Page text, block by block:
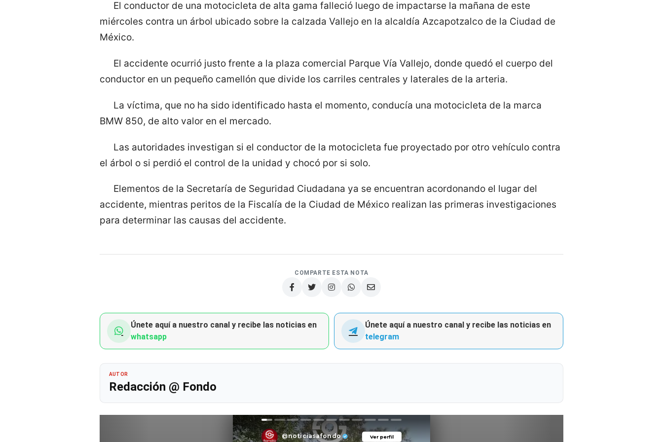
El conductor de una motocicleta de alta gama falleció luego de impactarse la mañana de este
miércoles contra un árbol ubicado sobre la calzada Vallejo en la alcaldía Azcapotzalco de la Ciudad de
México.
El accidente ocurrió justo frente a la plaza comercial Parque Vía Vallejo, donde quedó el cuerpo del
conductor en un pequeño camellón que divide los carriles centrales y laterales de la arteria.
La víctima, que no ha sido identificado hasta el momento, conducía una motocicleta de la marca
BMW 850, de alto valor en el mercado.
Las autoridades investigan si el conductor de la motocicleta fue proyectado por otro vehículo contra
el árbol o si perdió el control de la unidad y chocó por si solo.
Elementos de la Secretaría de Seguridad Ciudadana ya se encuentran acordonando el lugar del
accidente, mientras peritos de la Fiscalía de la Ciudad de México realizan las primeras investigaciones
para determinar las causas del accidente.
COMPARTE ESTA NOTA
Únete aquí a nuestro canal y recibe las noticias en
whatsapp
Únete aquí a nuestro canal y recibe las noticias en
telegram
AUTOR
Redacción @ Fondo
Ver perfil
@noticiasafondo Ver perfil